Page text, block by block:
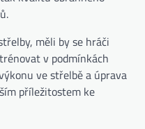
měli by se hráči
v podmínkách
ve střelbě a úprava
příležitostem ke